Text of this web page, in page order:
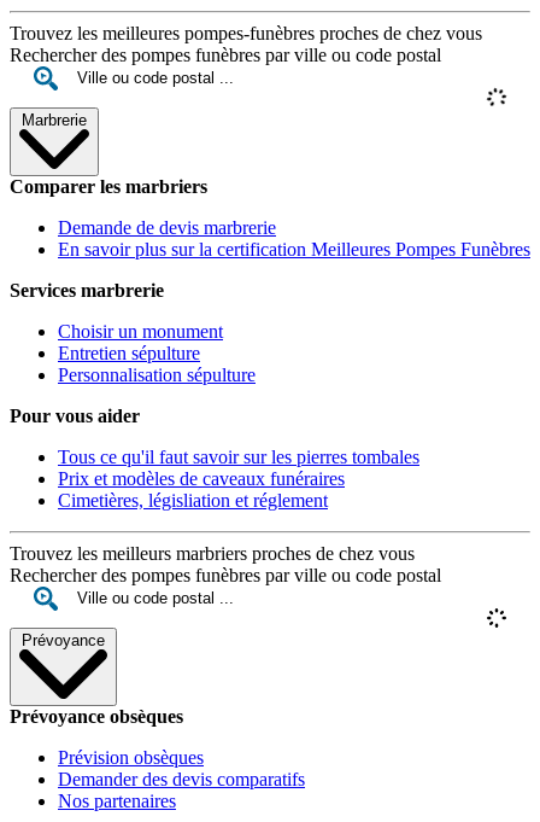
Trouvez les meilleures pompes-funèbres proches de chez vous
Rechercher des pompes funèbres par ville ou code postal
Marbrerie
Comparer les marbriers
Demande de devis marbrerie
En savoir plus sur la certification Meilleures Pompes Funèbres
Services marbrerie
Choisir un monument
Entretien sépulture
Personnalisation sépulture
Pour vous aider
Tous ce qu'il faut savoir sur les pierres tombales
Prix et modèles de caveaux funéraires
Cimetières, législiation et réglement
Trouvez les meilleurs marbriers proches de chez vous
Rechercher des pompes funèbres par ville ou code postal
Prévoyance
Prévoyance obsèques
Prévision obsèques
Demander des devis comparatifs
Nos partenaires